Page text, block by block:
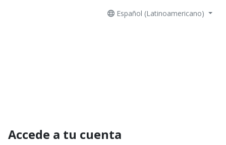
Español (Latinoamericano)
Accede a tu cuenta